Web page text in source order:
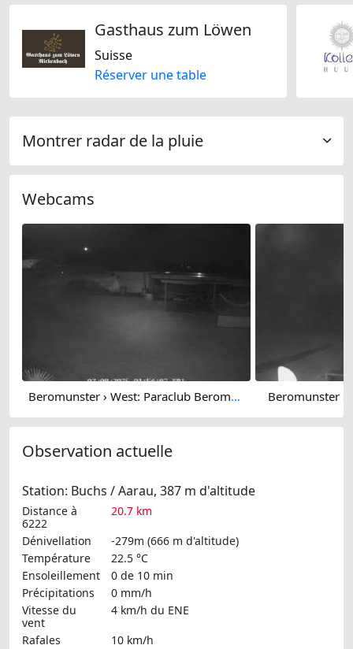
Gasthaus zum Löwen
Suisse
Réserver une table
Montrer radar de la pluie
Webcams
Beromunster › West: Paraclub Beromuenster - Skydive Luzern Beromunster ›
Observation actuelle
Station: Buchs / Aarau, 387 m d'altitude
Distance à
6222
20.7 km
Dénivellation
-279m (666 m d'altitude)
Température
22.5 °C
Ensoleillement
0 de 10 min
Précipitations
0 mm/h
Vitesse du
vent
4 km/h du ENE
Rafales
10 km/h